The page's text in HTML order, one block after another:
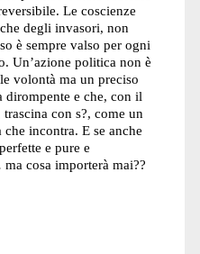
Le coscienze
degli invasori, non
è sempre valso per ogni
Un’azione politica non è
volontà ma un preciso
dirompente e che, con il
con s?, come un
incontra. E se anche
e pure e
cosa importerà mai??